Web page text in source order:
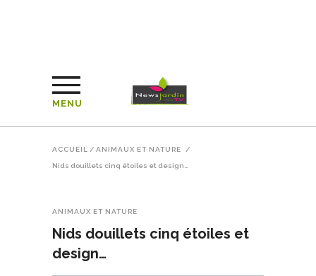
MENU
ACCUEIL / ANIMAUX ET NATURE /
Nids douillets cinq étoiles et design…
ANIMAUX ET NATURE
Nids douillets cinq étoiles et
design…